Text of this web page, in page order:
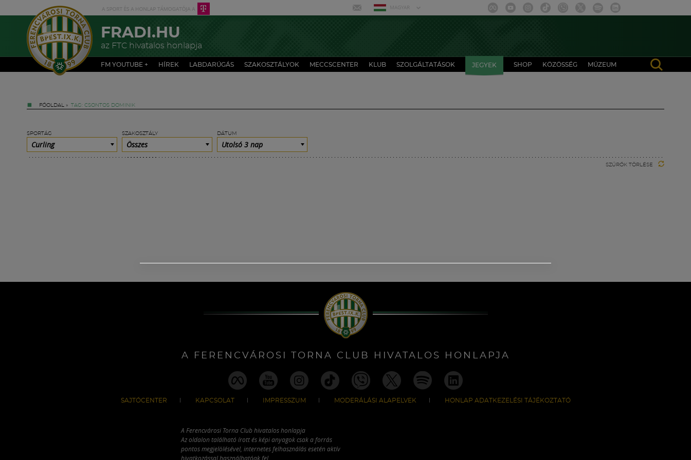
MAGYAR
FRADI.HU
az FTC hivatalos honlapja
FM YOUTUBE + HÍREK LABDARÚGÁS SZAKOSZTÁLYOK MECCSCENTER KLUB SZOLGÁLTATÁSOK JEGYEK SHOP KÖZÖSSÉG MÚZEUM
FŐOLDAL » TAG: CSONTOS DOMINIK
SPORTÁG
Curling
SZAKOSZTÁLY
Összes
DÁTUM
Utolsó 3 nap
SZŰRŐK TÖRLÉSE
A FERENCVÁROSI TORNA CLUB HIVATALOS HONLAPJA
SAJTÓCENTER KAPCSOLAT IMPRESSZUM MODERÁLÁSI ALAPELVEK HONLAP ADATKEZELÉSI TÁJÉKOZTATÓ
A Ferencvárosi Torna Club hivatalos honlapja
Az oldalon található írott és képi anyagok csak a forrás
pontos megjelölésével, internetes felhasználás esetén aktív
hivatkozással használhatóak fel.